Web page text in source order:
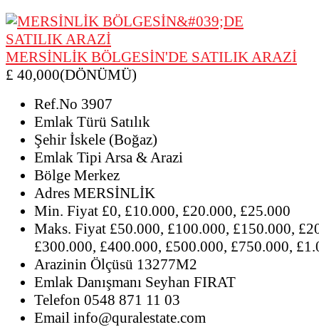
MERSİNLİK BÖLGESİN'DE SATILIK ARAZİ
£ 40,000(DÖNÜMÜ)
Ref.No 3907
Emlak Türü Satılık
Şehir İskele (Boğaz)
Emlak TipiArsa & Arazi
Bölge Merkez
Adres MERSİNLİK
Min. Fiyat £0, £10.000, £20.000, £25.000
Maks. Fiyat £50.000, £100.000, £150.000,
£300.000, £400.000, £500.000, £750.000,
Arazinin Ölçüsü 13277M2
Emlak Danışmanı Seyhan FIRAT
Telefon 0548 871 11 03
Email info@quralestate.com